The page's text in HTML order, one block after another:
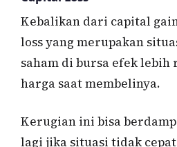
Kebalikan dari capital
loss yang merupakan
saham di bursa efek
harga saat membelinya.
Kerugian ini bisa
lagi jika situasi tidak